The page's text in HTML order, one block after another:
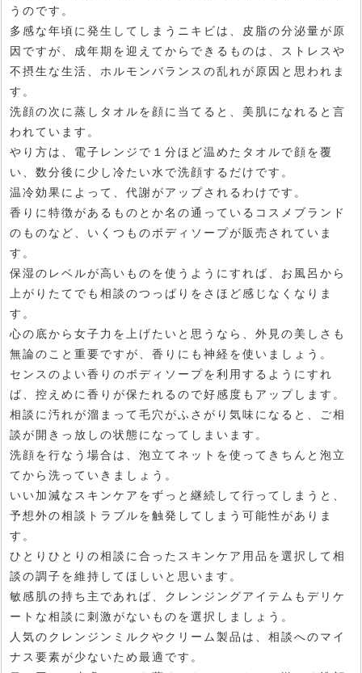
うのです。
多感な年頃に発生してしまうニキビは、皮脂の分泌量が原
因ですが、成年期を迎えてからできるものは、ストレスや
不摂生な生活、ホルモンバランスの乱れが原因と思われま
す。
洗顔の次に蒸しタオルを顔に当てると、美肌になれると言
われています。
やり方は、電子レンジで１分ほど温めたタオルで顔を覆
い、数分後に少し冷たい水で洗顔するだけです。
温冷効果によって、代謝がアップされるわけです。
香りに特徴があるものとか名の通っているコスメブランド
のものなど、いくつものボディソープが販売されていま
す。
保湿のレベルが高いものを使うようにすれば、お風呂から
上がりたてでも相談のつっぱりをさほど感じなくなりま
す。
心の底から女子力を上げたいと思うなら、外見の美しさも
無論のこと重要ですが、香りにも神経を使いましょう。
センスのよい香りのボディソープを利用するようにすれ
ば、控えめに香りが保たれるので好感度もアップします。
相談に汚れが溜まって毛穴がふさがり気味になると、ご相
談が開きっ放しの状態になってしまいます。
洗顔を行なう場合は、泡立てネットを使ってきちんと泡立
てから洗っていきましょう。
いい加減なスキンケアをずっと継続して行ってしまうと、
予想外の相談トラブルを触発してしまう可能性がありま
す。
ひとりひとりの相談に合ったスキンケア用品を選択して相
談の調子を維持してほしいと思います。
敏感肌の持ち主であれば、クレンジングアイテムもデリケ
ートな相談に刺激がないものを選択しましょう。
人気のクレンジンミルクやクリーム製品は、相談へのマイ
ナス要素が少ないため最適です。